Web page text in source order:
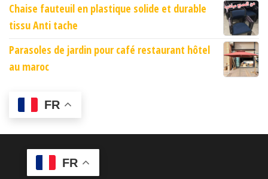
Chaise fauteuil en plastique solide et durable
tissu Anti tache
Parasoles de jardin pour café restaurant hôtel
au maroc
FR
FR